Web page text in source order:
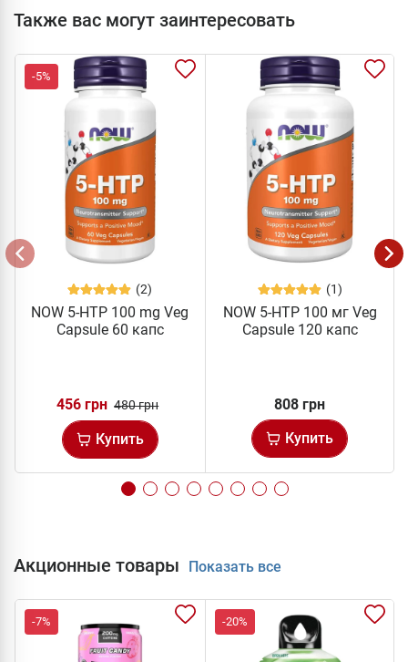
Также вас могут заинтересовать
-5%
(2)
NOW 5-HTP 100 mg Veg
Capsule 60 капс
456 грн 480 грн
Купить
(1)
NOW 5-HTP 100 мг Veg
Capsule 120 капс
808 грн
Купить
Акционные товары Показать все
-7% -20%